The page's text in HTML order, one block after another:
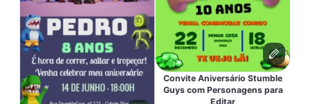
Convite Aniversário Stumble
Guys com Personagens para
Editar